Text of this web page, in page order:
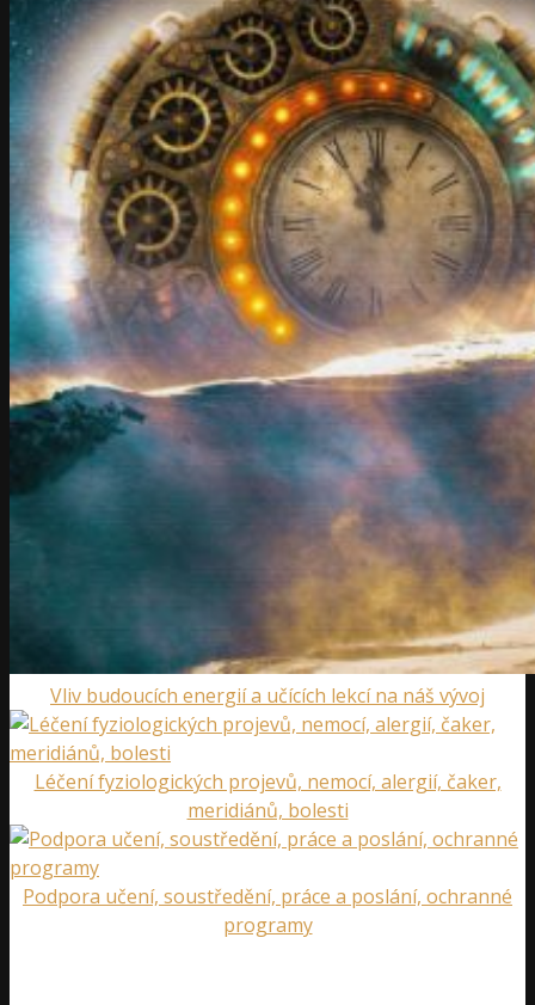
Vliv budoucích energií a učících lekcí na náš vývoj
Léčení fyziologických projevů, nemocí, alergií, čaker,
meridiánů, bolesti
Podpora učení, soustředění, práce a poslání, ochranné
programy